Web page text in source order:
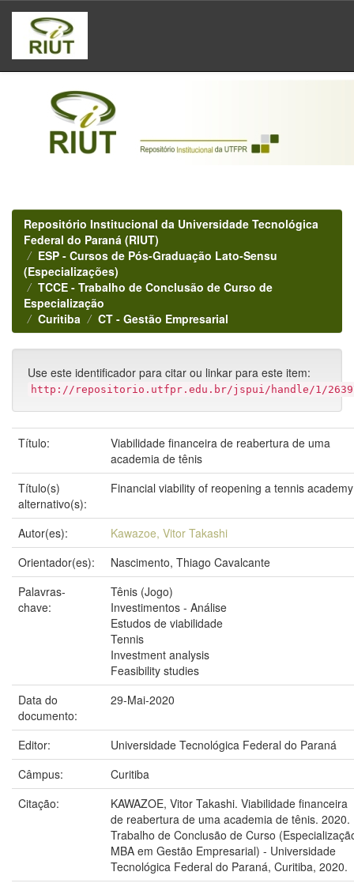
Skip
navigation
Repositório Institucional da Universidade Tecnológica
Federal do Paraná (RIUT)
ESP - Cursos de Pós-Graduação Lato-Sensu
(Especializações)
TCCE - Trabalho de Conclusão de Curso de
Especialização
Curitiba
CT - Gestão Empresarial
Use este identificador para citar ou linkar para este item:
http://repositorio.utfpr.edu.br/jspui/handle/1/
Título:
Viabilidade financeira de reabertura de uma
academia de tênis
Título(s)
alternativo(s):
Financial viability of reopening a tennis academy
Autor(es):
Kawazoe, Vitor Takashi
Orientador(es):
Nascimento, Thiago Cavalcante
Palavras-
chave:
Tênis (Jogo)
Investimentos - Análise
Estudos de viabilidade
Tennis
Investment analysis
Feasibility studies
Data do
documento:
29-Mai-2020
Editor:
Universidade Tecnológica Federal do Paraná
Câmpus:
Curitiba
Citação:
KAWAZOE, Vitor Takashi. Viabilidade financeira
de reabertura de uma academia de tênis. 2020.
Trabalho de Conclusão de Curso
MBA em Gestão Empresarial) - Universidade
Tecnológica Federal do Paraná, Curitiba, 2020.